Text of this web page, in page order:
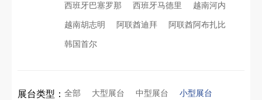
西班牙巴塞罗那 西班牙马德里 越南河内
越南胡志明 阿联酋迪拜 阿联酋阿布扎比
韩国首尔
展台类型： 全部 大型展台 中型展台 小型展台